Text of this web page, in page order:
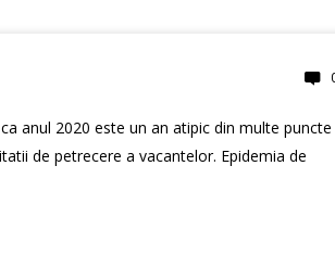
anul 2020 este un an atipic din multe puncte
de petrecere a vacantelor. Epidemia de